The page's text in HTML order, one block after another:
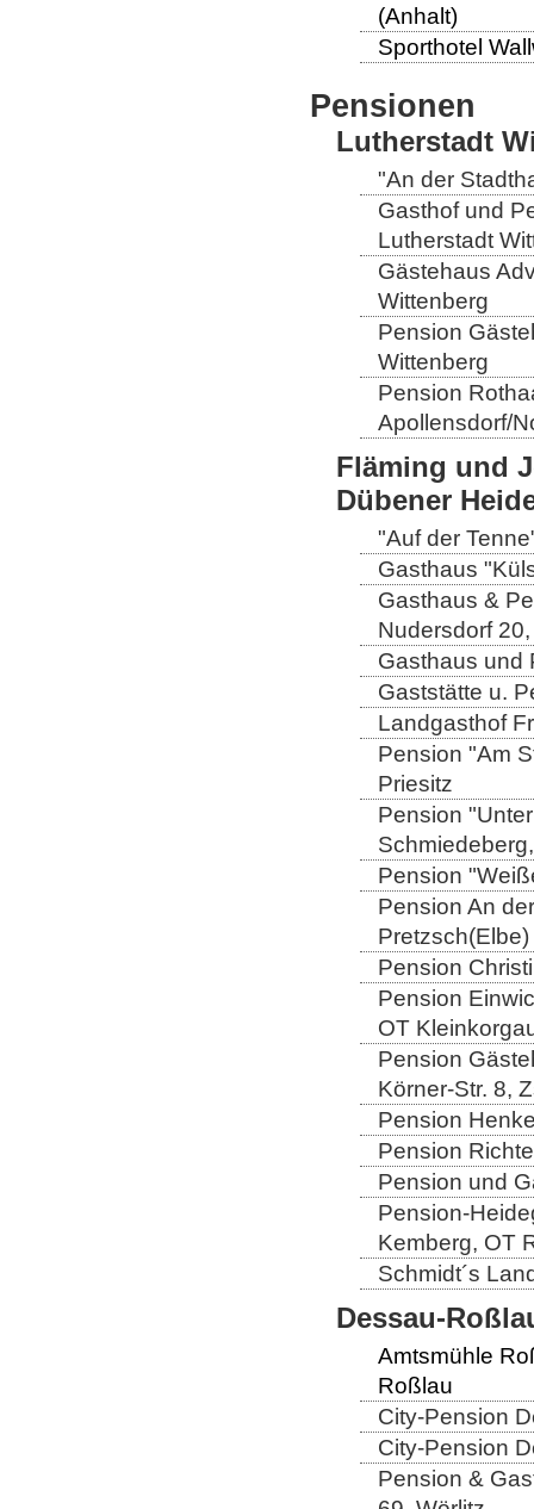
(Anhalt)
Sporthotel
Pensionen
Lutherstadt
"An der
Gasthof und
Lutherstadt
Gästehaus
Wittenberg
Pension
Wittenberg
Pension
Apollensdorf/
Fläming und
Dübener
"Auf der
Gasthaus
Gasthaus &
Nudersdorf
Gasthaus und
Gaststätte u.
Landgasthof
Pension "Am
Priesitz
Pension
Pension
Pension An
Pretzsch(Elbe)
Pension
Pension
OT
Pension
Körner-Str. 8,
Pension
Pension
Pension und
Pension-
Kemberg, OT
Schmidt´s
Dessau-
Amtsmühle
Roßlau
City-Pension
City-Pension
Pension &